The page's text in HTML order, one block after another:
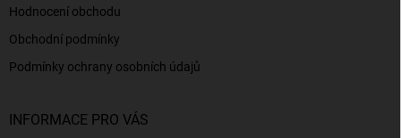
Hodnocení obchodu
Obchodní podmínky
Podmínky ochrany osobních údajů
INFORMACE PRO VÁS